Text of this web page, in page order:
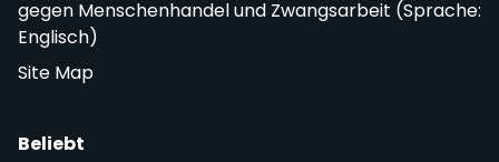
gegen Menschenhandel und Zwangsarbeit (Sprache:
Englisch)
Site Map
Beliebt